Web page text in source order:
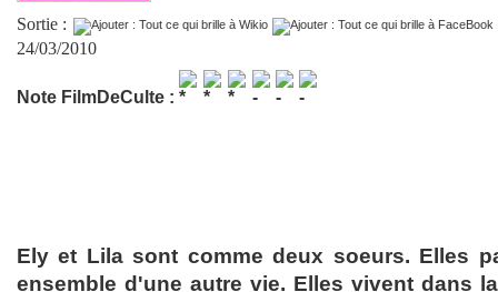
Sortie :
24/03/2010
Note FilmDeCulte :
Ely et Lila sont comme deux soeurs. Elles
ensemble d'une autre vie. Elles vivent dans